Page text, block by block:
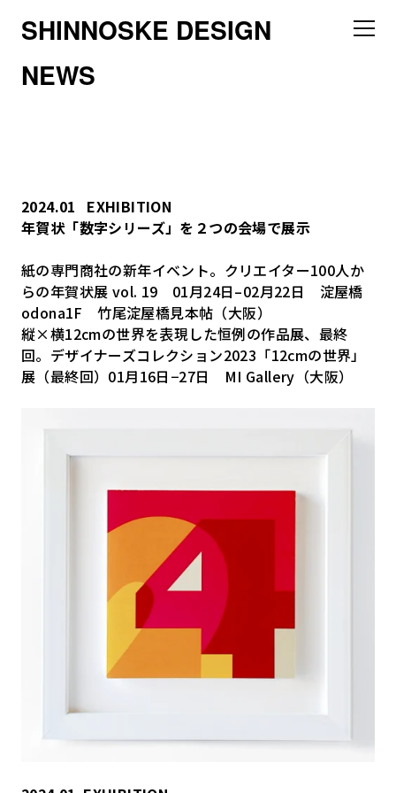
SHINNOSKE DESIGN
NEWS
2024.01
EXHIBITION
年賀状「数字シリーズ」を２つの会場で展示
紙の専門商社の新年イベント。クリエイター100人か
らの年賀状展 vol. 19 01月24日–02月22日 淀屋橋
odona1F 竹尾淀屋橋見本帖（大阪）
縦×横12cmの世界を表現した恒例の作品展、最終
回。デザイナーズコレクション2023「12cmの世界」
展（最終回）01月16日−27日 MI Gallery（大阪）